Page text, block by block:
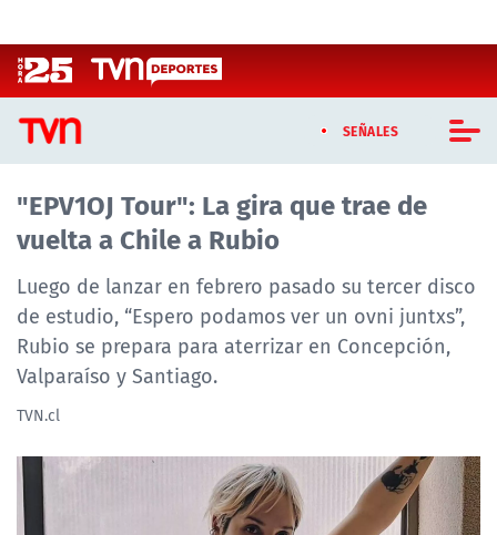
SEÑALES
CASTING MASTERCHEF CHILE
CASTING TVN VERTICAL
TVN VERTICAL
TVN PLAY
PROGRAMAS
TELESERIES
NTV
"EPV1OJ Tour": La gira que trae de
vuelta a Chile a Rubio
Luego de lanzar en febrero pasado su tercer disco
de estudio, “Espero podamos ver un ovni juntxs”,
Rubio se prepara para aterrizar en Concepción,
Valparaíso y Santiago.
TVN.cl